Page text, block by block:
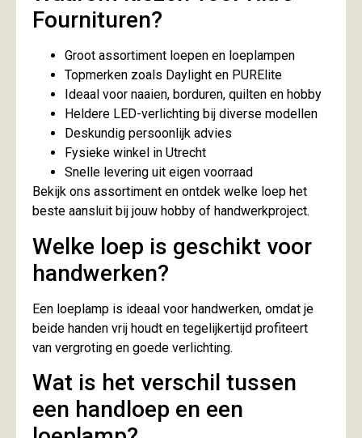
Fournituren?
Groot assortiment loepen en loeplampen
Topmerken zoals Daylight en PURElite
Ideaal voor naaien, borduren, quilten en hobby
Heldere LED-verlichting bij diverse modellen
Deskundig persoonlijk advies
Fysieke winkel in Utrecht
Snelle levering uit eigen voorraad
Bekijk ons assortiment en ontdek welke loep het
beste aansluit bij jouw hobby of handwerkproject.
Welke loep is geschikt voor
handwerken?
Een loeplamp is ideaal voor handwerken, omdat je
beide handen vrij houdt en tegelijkertijd profiteert
van vergroting en goede verlichting.
Wat is het verschil tussen
een handloep en een